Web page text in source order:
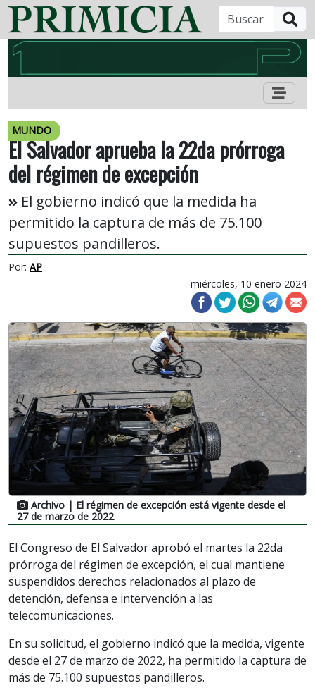
MUNDO
El Salvador aprueba la 22da prórroga
del régimen de excepción
El gobierno indicó que la medida ha
permitido la captura de más de 75.100
supuestos pandilleros.
Por: AP
miércoles, 10 enero 2024
Archivo | El régimen de excepción está vigente desde el
27 de marzo de 2022
El Congreso de El Salvador aprobó el martes la 22da
prórroga del régimen de excepción, el cual mantiene
suspendidos derechos relacionados al plazo de
detención, defensa e intervención a las
telecomunicaciones.
En su solicitud, el gobierno indicó que la medida, vigente
desde el 27 de marzo de 2022, ha permitido la captura de
más de 75.100 supuestos pandilleros.